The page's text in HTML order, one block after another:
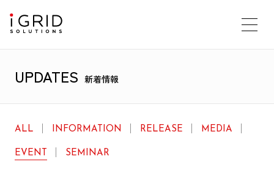
UPDATES 新着情報
ALL INFORMATION RELEASE MEDIA
EVENT SEMINAR